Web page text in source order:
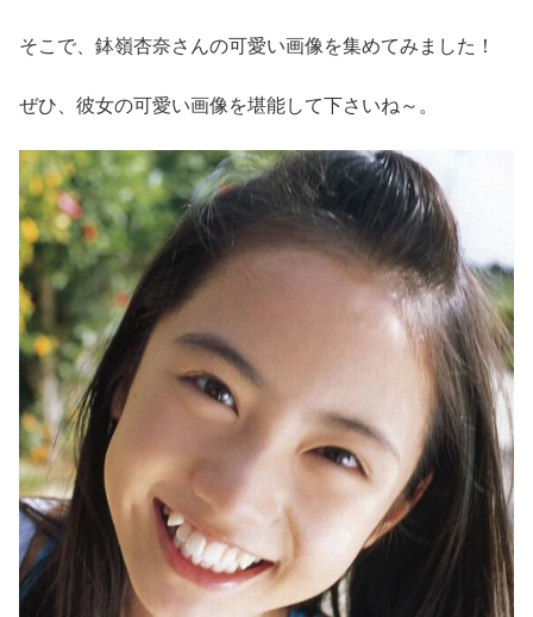
そこで、鉢嶺杏奈さんの可愛い画像を集めてみました！
ぜひ、彼女の可愛い画像を堪能して下さいね～。